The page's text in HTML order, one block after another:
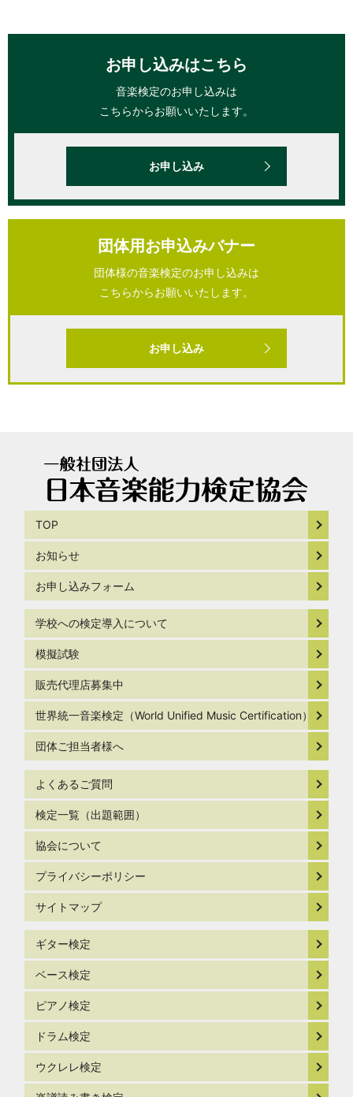
お申し込みはこちら
音楽検定のお申し込みは
こちらからお願いいたします。
お申し込み
団体用お申込みバナー
団体様の音楽検定のお申し込みは
こちらからお願いいたします。
お申し込み
TOP
お知らせ
お申し込みフォーム
学校への検定導入について
模擬試験
販売代理店募集中
世界統一音楽検定（World Unified Music Certification）
団体ご担当者様へ
よくあるご質問
検定一覧（出題範囲）
協会について
プライバシーポリシー
サイトマップ
ギター検定
ベース検定
ピアノ検定
ドラム検定
ウクレレ検定